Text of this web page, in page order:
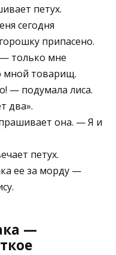
петух.
сегодня
припасено.
только мне
мной товарищ.
— подумала лиса.
два».
она. — Я и
петух.
ее за морду —
—